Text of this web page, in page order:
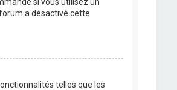
a désactivé cette
telles que les